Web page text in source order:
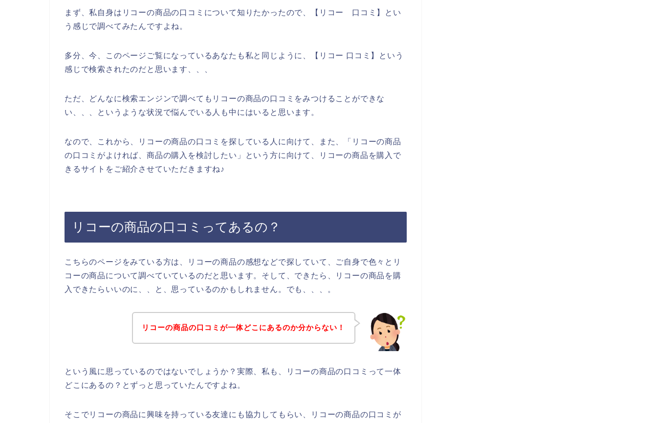
まず、私自身はリコーの商品の口コミについて知りたかったので、【リコー 口コミ】とい
う感じで調べてみたんですよね。
多分、今、このページご覧になっているあなたも私と同じように、【リコー 口コミ】という
感じで検索されたのだと思います、、、
ただ、どんなに検索エンジンで調べてもリコーの商品の口コミをみつけることができな
い、、、というような状況で悩んでいる人も中にはいると思います。
なので、これから、リコーの商品の口コミを探している人に向けて、また、「リコーの商品
の口コミがよければ、商品の購入を検討したい」という方に向けて、リコーの商品を購入で
きるサイトをご紹介させていただきますね♪
リコーの商品の口コミってあるの？
こちらのページをみている方は、リコーの商品の感想などで探していて、ご自身で色々とリ
コーの商品について調べていているのだと思います。そして、できたら、リコーの商品を購
入できたらいいのに、、と、思っているのかもしれません。でも、、、。
リコーの商品の口コミが一体どこにあるのか分からない！
という風に思っているのではないでしょうか？実際、私も、リコーの商品の口コミって一体
どこにあるの？とずっと思っていたんですよね。
そこでリコーの商品に興味を持っている友達にも協力してもらい、リコーの商品の口コミが